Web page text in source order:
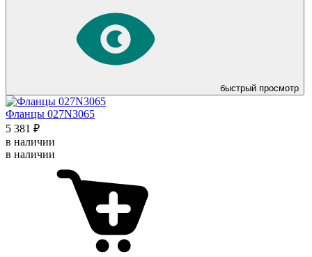
быстрый просмотр
Фланцы 027N3065
5 381 ₽
в наличии
в наличии